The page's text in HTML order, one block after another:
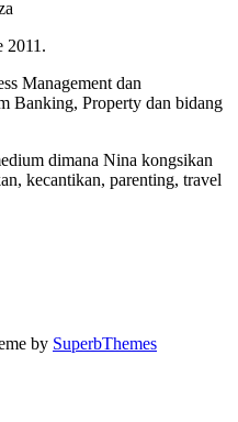
2011.
Management dan
Banking, Property dan bidang
dimana Nina kongsikan
kecantikan, parenting, travel
by SuperbThemes